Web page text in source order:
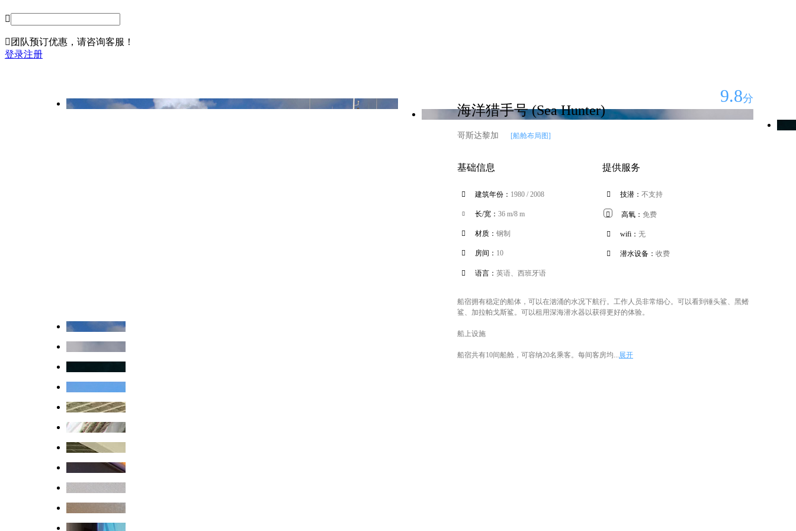

 团队预订优惠，请咨询客服！
登录注册
海洋猎手号 (Sea Hunter)
哥斯达黎加 [船舱布局图]
9.8分
基础信息
 建筑年份： 1980 / 2008
 长/宽： 36 m/8 m
 材质： 钢制
 房间： 10
提供服务
 技潜： 不支持
 高氧： 免费
 wifi： 无
 潜水设备： 收费
 语言： 英语、西班牙语
船宿拥有稳定的船体，可以在汹涌的水况下航行。工作人员非常细心。可以看到锤头鲨、黑鳍
鲨、加拉帕戈斯鲨。可以租用深海潜水器以获得更好的体验。
船上设施
船宿共有10间船舱，可容纳20名乘客。每间客房均...展开